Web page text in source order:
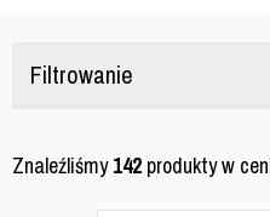
Filtrowanie
Znaleźliśmy142 produkty w